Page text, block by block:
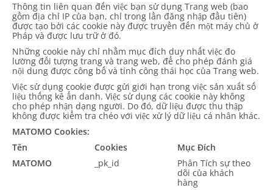
Thông tin liên quan đến việc bạn sử dụng Trang web (bao
gồm địa chỉ IP của bạn, chỉ trong lần đăng nhập đầu tiên)
được tạo bởi các cookie này được truyền đến một máy chủ ở
Pháp và được lưu trữ ở đó.
Những cookie này chỉ nhằm mục đích duy nhất việc đo
lường đối tượng trang và trang web, để cho phép đánh giá
nội dung được công bố và tính công thái học của Trang web.
Việc sử dụng cookie được gửi giới hạn trong việc sản xuất số
liệu thống kê ẩn danh. Việc sử dụng các cookie này không
cho phép nhận dạng người. Do đó, dữ liệu được thu thập
không được kiểm tra chéo với việc xử lý dữ liệu cá nhân khác.
MATOMO Cookies:
Tên
Cookies
Mục Đích
MATOMO
_pk_id
Phân Tích sự theo
dõi của khách
hàng